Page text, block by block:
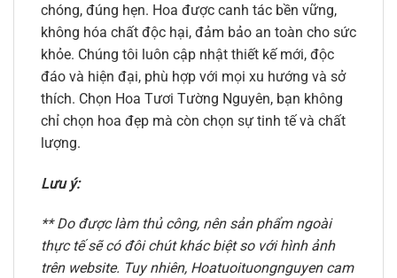
chóng, đúng hẹn. Hoa được canh tác bền vững,
không hóa chất độc hại, đảm bảo an toàn cho sức
khỏe. Chúng tôi luôn cập nhật thiết kế mới, độc
đáo và hiện đại, phù hợp với mọi xu hướng và sở
thích. Chọn Hoa Tươi Tường Nguyên, bạn không
chỉ chọn hoa đẹp mà còn chọn sự tinh tế và chất
lượng.
Lưu ý:
** Do được làm thủ công, nên sản phẩm ngoài
thực tế sẽ có đôi chút khác biệt so với hình ảnh
trên website. Tuy nhiên, Hoatuoituongnguyen cam